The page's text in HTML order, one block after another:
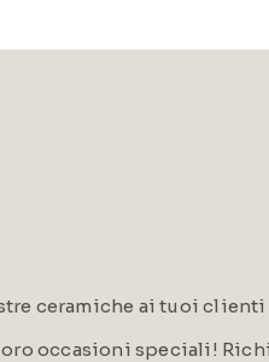
ceramiche ai tuoi clienti
occasioni speciali!